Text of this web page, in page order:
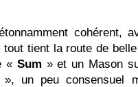
cohérent,
tient la route de
« Sum » et un Mason
un peu consensuel